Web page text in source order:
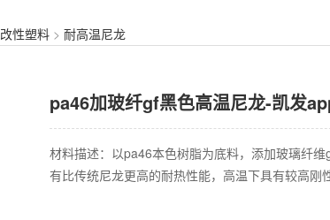
改性塑料 > 耐高温尼龙
pa46加玻纤gf黑色高温尼龙-凯发
材料描述：以pa46本色树脂为底料，添加玻璃纤
有比传统尼龙更高的耐热性能，高温下具有较高刚